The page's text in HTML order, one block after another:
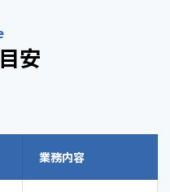
安
業務内容